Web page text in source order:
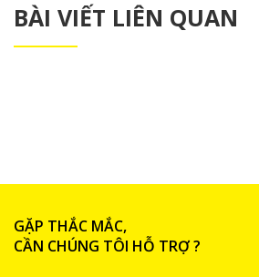
BÀI VIẾT LIÊN QUAN
GẶP THẮC MẮC,
CẦN CHÚNG TÔI HỖ TRỢ ?